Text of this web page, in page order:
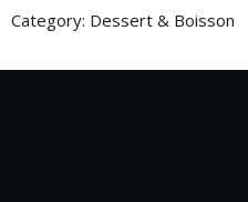
Category: Dessert & Boisson